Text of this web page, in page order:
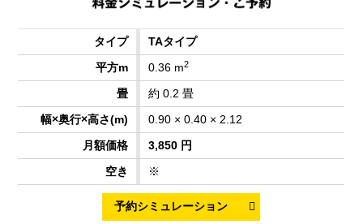
TAタイプ
0.36 m2
約 0.2 畳
0.90 × 0.40 × 2.12
3,850 円
※